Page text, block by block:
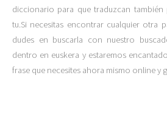
diccionario para que traduzcan
tu.Si necesitas encontrar cualquier otra
dudes en buscarla con nuestro
dentro en euskera y estaremos
frase que necesites ahora mismo online y